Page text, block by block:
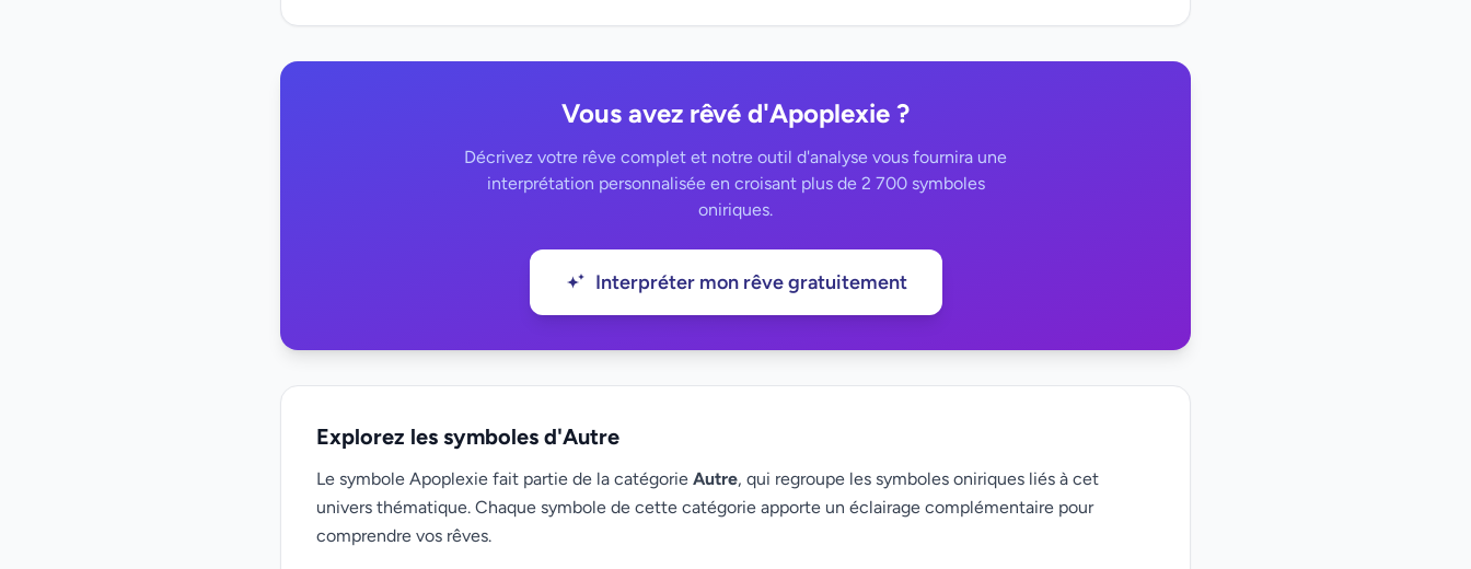
Vous avez rêvé d'Apoplexie ?
Décrivez votre rêve complet et notre outil d'analyse vous fournira une
interprétation personnalisée en croisant plus de 2 700 symboles
oniriques.
Interpréter mon rêve gratuitement
Explorez les symboles d'Autre
Le symbole Apoplexie fait partie de la catégorie Autre, qui regroupe les symboles oniriques liés à cet
univers thématique. Chaque symbole de cette catégorie apporte un éclairage complémentaire pour
comprendre vos rêves.